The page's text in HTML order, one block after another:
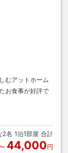
むアットホーム
お食事が好評で
2名 1泊1部屋 合計
44,000円